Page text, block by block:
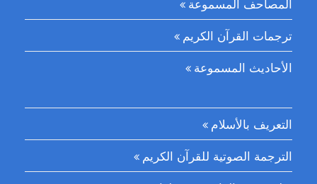
ترجمات القرآن الكريم
الأحاديث المسموعة
التعريف بالأسلام
الترجمة الصوتية للقرآن الكريم